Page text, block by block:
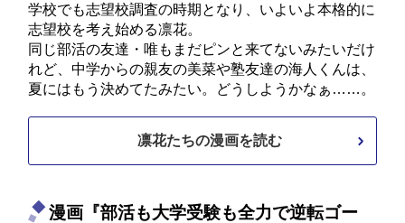
学校でも志望校調査の時期となり、いよいよ本格的に
志望校を考え始める凛花。
同じ部活の友達・唯もまだピンと来てないみたいだけ
れど、中学からの親友の美菜や塾友達の海人くんは、
夏にはもう決めてたみたい。どうしようかなぁ……。
凛花たちの漫画を読む
漫画『部活も大学受験も全力で逆転ゴー